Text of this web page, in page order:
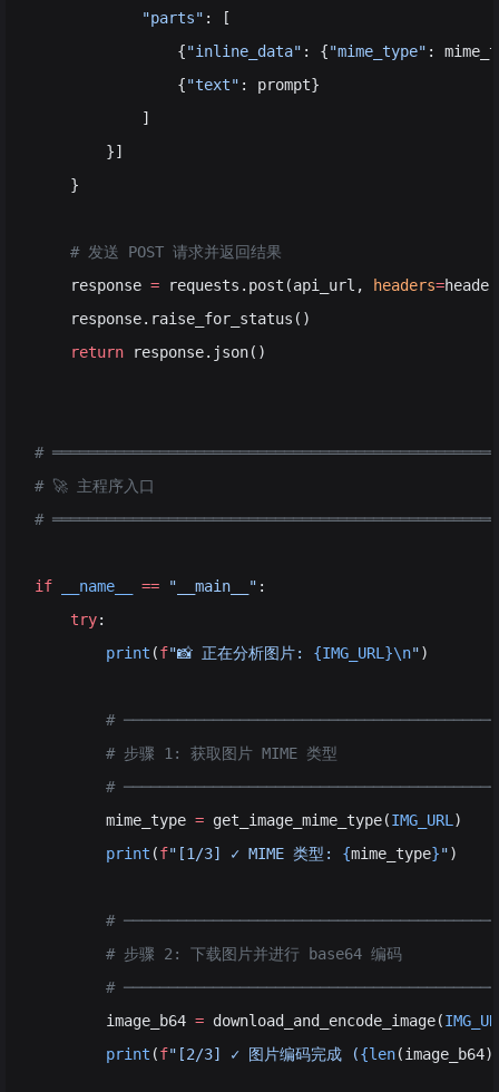
            "parts"
: [
                {
"inline_data" : {"mime_type" :
                {
"text" : prompt}
            ]
        }]
    }
    # 发送 POST 请求并返回结果
    response
= requests.post(api_url, headers=
    response.raise_for_status()
    return
response.json()
#
# 🚀 主程序入口
#
if __name__ == "__main__" :
    try
:
        print
(f"📸 正在分析图片: {IMG_URL}\n")
#
        # 步骤 1: 获取图片 MIME 类型
#
        mime_type
= get_image_mime_type(IMG_URL )
        print
(f"[1/3] ✓ MIME 类型: {mime_type}")
#
        # 步骤 2: 下载图片并进行 base64 编码
#
        image_b64
= download_and_encode_image(
        print
(f"[2/3] ✓ 图片编码完成 ({len(image_b64)